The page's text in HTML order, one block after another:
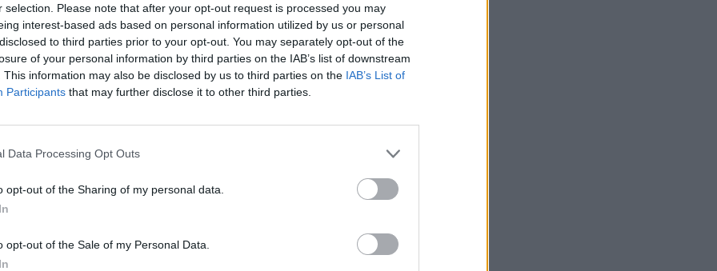
selection. Please note that after your opt-out request is processed you may
interest-based ads based on personal information utilized by us or personal
to third parties prior to your opt-out. You may separately opt-out of the
of your personal information by third parties on the IAB’s list of downstream
This information may also be disclosed by us to third parties on the IAB’s List of
Participants that may further disclose it to other third parties.
Data Processing Opt Outs
opt-out of the Sharing of my personal data.
opt-out of the Sale of my Personal Data.
να τον κουράσουμε, αλλά ακουγόταν καλά. Να περάσει
σημαδούρα», είπε αρχικά.
βρήκα τη μητέρα του και τον αδελφό του. Θέλω
σημείωσε η ίδια.